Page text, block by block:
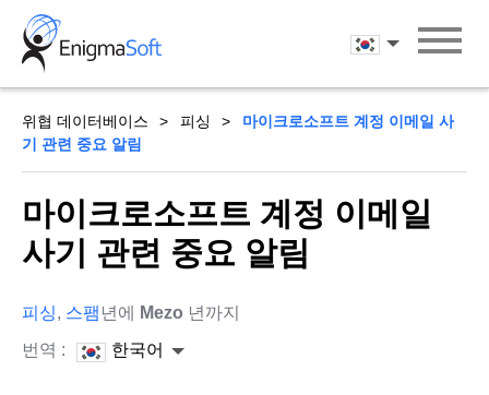
Skip
content
한국어
위협 데이터베이스 피싱
마이크로소프트 계정 이메일 사
기 관련 중요 알림
마이크로소프트 계정 이메일
사기 관련 중요 알림
피싱, 스팸 년에 Mezo 년까지
번역 :
한국어